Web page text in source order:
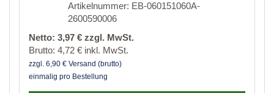
Artikelnummer: EB-060151060A-
2600590006
Netto: 3,97 € zzgl. MwSt.
Brutto: 4,72 € inkl. MwSt.
zzgl. 6,90 € Versand (brutto)
einmalig pro Bestellung